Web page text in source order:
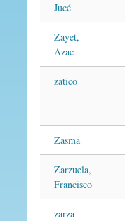
Jucé
Zayet,
Azac
zatico
Zasma
Zarzuela,
Francisco
zarza